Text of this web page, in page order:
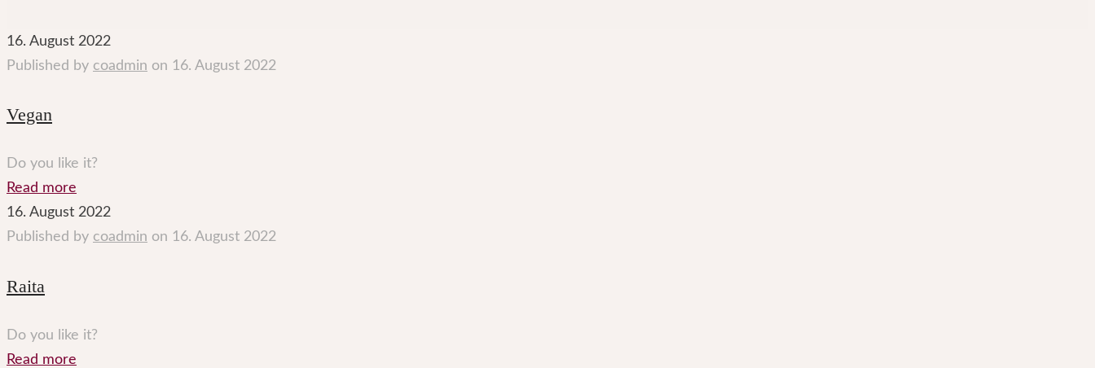
16. August 2022
Published by coadmin on 16. August 2022
Vegan
Do you like it?
Read more
16. August 2022
Published by coadmin on 16. August 2022
Raita
Do you like it?
Read more